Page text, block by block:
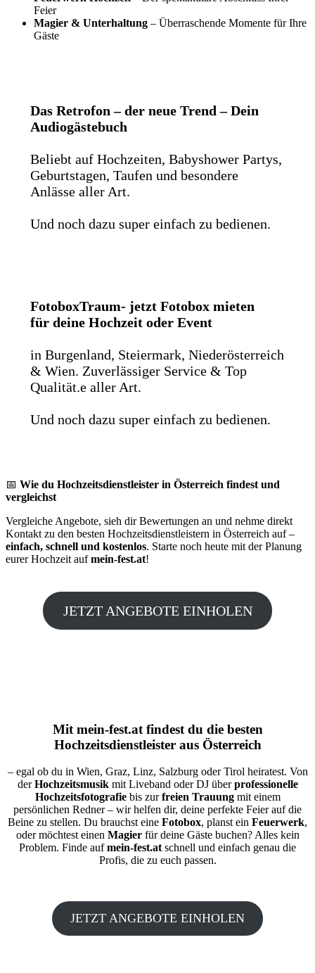
Feier
Magier & Unterhaltung – Überraschende Momente für Ihre
Gäste
Das Retrofon – der neue Trend – Dein
Audiogästebuch
Beliebt auf Hochzeiten, Babyshower Partys,
Geburtstagen, Taufen und besondere
Anlässe aller Art.
Und noch dazu super einfach zu bedienen.
FotoboxTraum- jetzt Fotobox mieten
für deine Hochzeit oder Event
in Burgenland, Steiermark, Niederösterreich
& Wien. Zuverlässiger Service & Top
Qualität.e aller Art.
Und noch dazu super einfach zu bedienen.
📅 Wie du Hochzeitsdienstleister in Österreich findest und
vergleichst
Vergleiche Angebote, sieh dir Bewertungen an und nehme direkt
Kontakt zu den besten Hochzeitsdienstleistern in Österreich auf –
einfach, schnell und kostenlos. Starte noch heute mit der Planung
eurer Hochzeit aufmein-fest.at!
JETZT ANGEBOTE EINHOLEN
Mit mein-fest.atfindest du die besten
Hochzeitsdienstleister aus Österreich
– egal ob du in Wien, Graz, Linz, Salzburg oder Tirol heiratest. Von
derHochzeitsmusikmit Liveband oder DJ überprofessionelle
Hochzeitsfotografiebis zurfreien Trauungmit einem
persönlichen Redner – wir helfen dir, deine perfekte Feier auf die
Beine zu stellen. Du brauchst eine Fotobox, planst ein Feuerwerk,
oder möchtest einen Magierfür deine Gäste buchen? Alles kein
Problem. Finde aufmein-fest.atschnell und einfach genau die
Profis, die zu euch passen.
JETZT ANGEBOTE EINHOLEN